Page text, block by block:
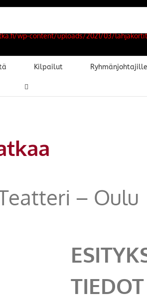
Kilpailut Ryhmänjohtajille
– Oulu
TIEDOT